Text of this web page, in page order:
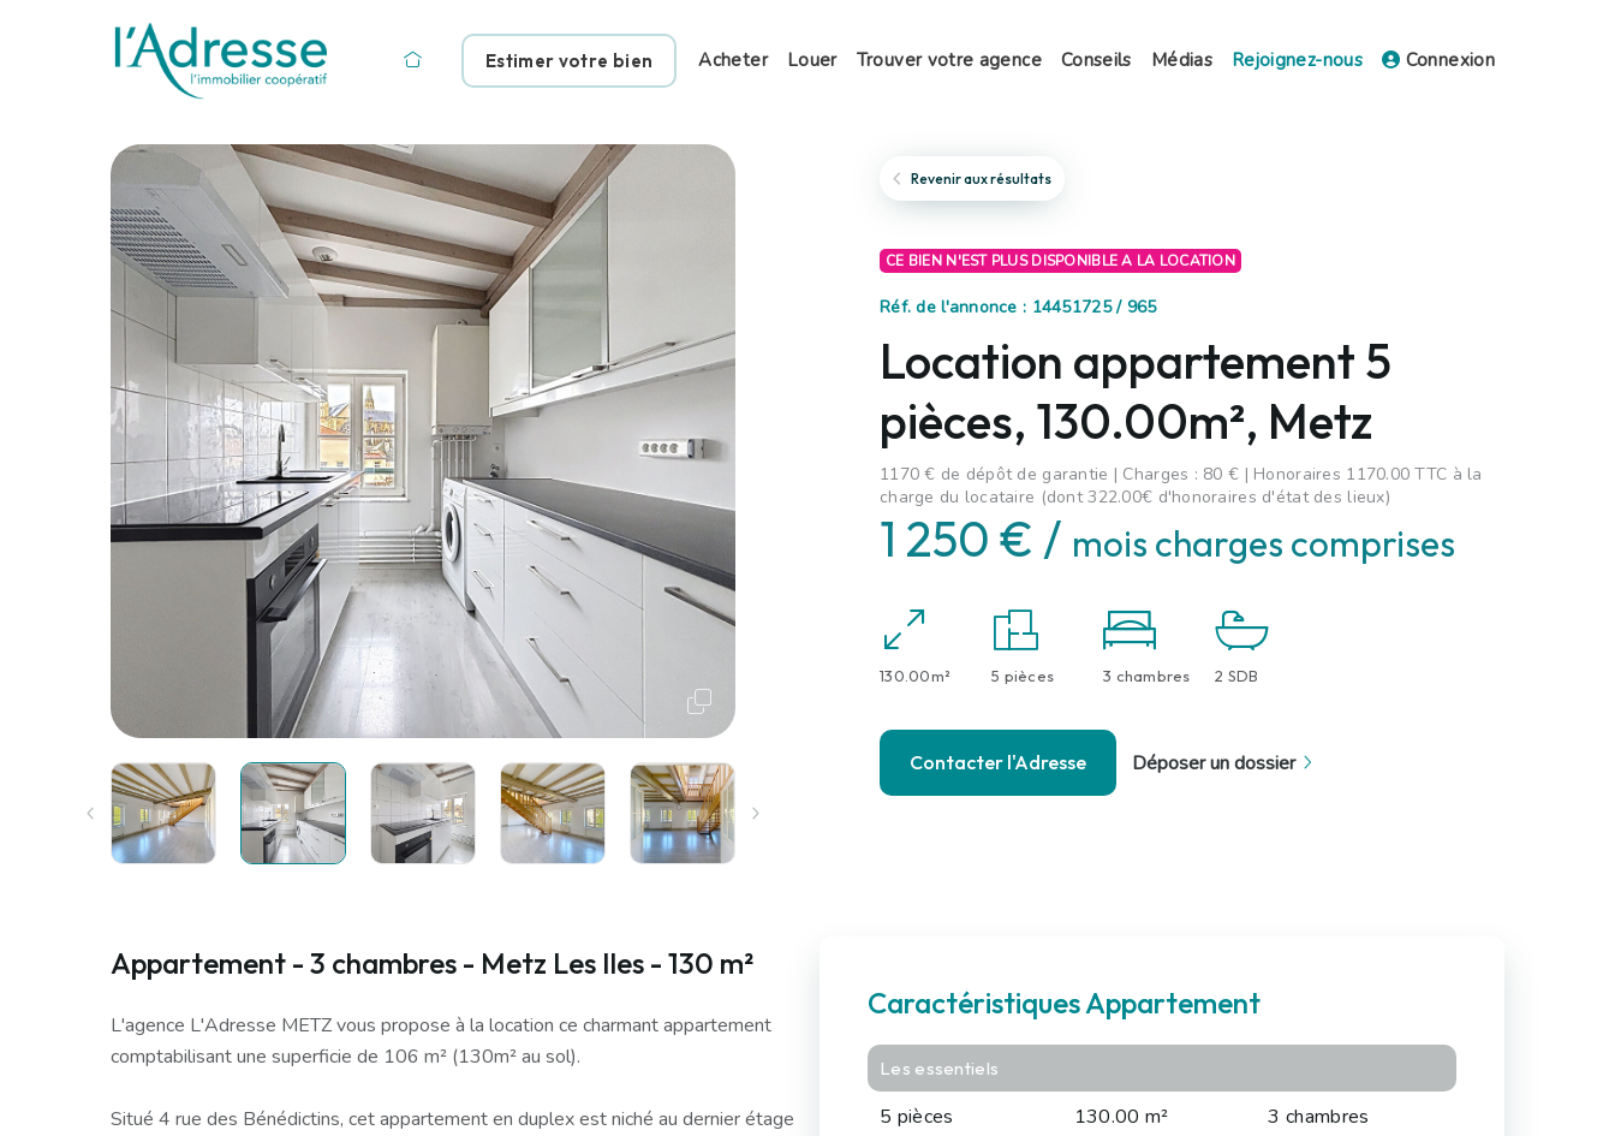
Estimer votre bien Acheter Louer Trouver votre agence Conseils Médias Rejoignez-nous Connexion
Revenir aux résultats
CE BIEN N'EST PLUS DISPONIBLE A LA LOCATION
Réf. de l'annonce : 14451725 / 965
Location appartement 5
pièces, 130.00m², Metz
1170 € de dépôt de garantie | Charges : 80 € | Honoraires 1170.00 TTC à la
charge du locataire (dont 322.00€ d'honoraires d'état des lieux)
1 250 € / mois charges comprises
130.00m² 5 pièces 3 chambres 2 SDB
Contacter l'Adresse Déposer un dossier
Appartement - 3 chambres - Metz Les Iles - 130 m²
L'agence L'Adresse METZ vous propose à la location ce charmant appartement
comptabilisant une superficie de 106 m² (130m² au sol).
Situé 4 rue des Bénédictins, cet appartement en duplex est niché au dernier étage
Caractéristiques Appartement
Les essentiels
5 pièces 130.00 m²
3 chambres